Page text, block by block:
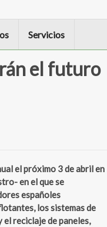
Servicios
el futuro
el próximo 3 de abril en
en el que se
españoles
los sistemas de
reciclaje de paneles,